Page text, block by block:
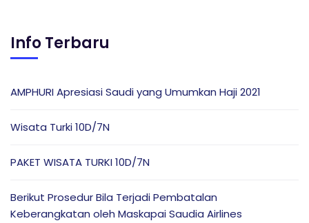
Info Terbaru
AMPHURI Apresiasi Saudi yang Umumkan Haji 2021
Wisata Turki 10D/7N
PAKET WISATA TURKI 10D/7N
Berikut Prosedur Bila Terjadi Pembatalan
Keberangkatan oleh Maskapai Saudia Airlines